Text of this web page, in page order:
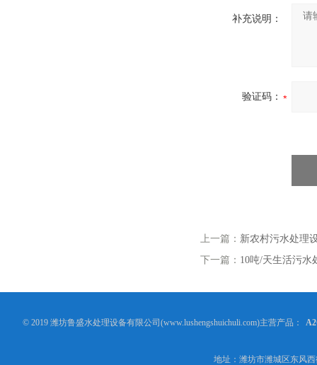
补充说明：
验证码：
上一篇： 新农村污水处理
下一篇： 10吨/天生活污水
© 2019 潍坊鲁盛水处理设备有限公司(www.lushengshuichuli.com)主营产品：
地址：潍坊市潍城区东风